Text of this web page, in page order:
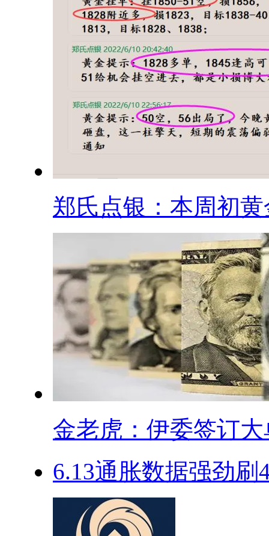
郑氏点银：本周初黄
金老虎：伊委签订大
​6.13通胀数据强劲刷